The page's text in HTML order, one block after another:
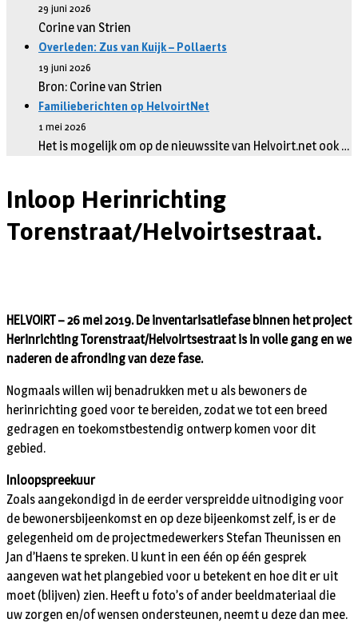
29 juni 2026
Corine van Strien
Overleden: Zus van Kuijk – Pollaerts
19 juni 2026
Bron: Corine van Strien
Familieberichten op HelvoirtNet
1 mei 2026
Het is mogelijk om op de nieuwssite van Helvoirt.net ook …
Inloop Herinrichting
Torenstraat/Helvoirtsestraat.
HELVOIRT – 26 mei 2019. De inventarisatiefase binnen het project
Herinrichting Torenstraat/Helvoirtsestraat is in volle gang en we
naderen de afronding van deze fase.
Nogmaals willen wij benadrukken met u als bewoners de
herinrichting goed voor te bereiden, zodat we tot een breed
gedragen en toekomstbestendig ontwerp komen voor dit
gebied.
Inloopspreekuur
Zoals aangekondigd in de eerder verspreidde uitnodiging voor
de bewonersbijeenkomst en op deze bijeenkomst zelf, is er de
gelegenheid om de projectmedewerkers Stefan Theunissen en
Jan d’Haens te spreken. U kunt in een één op één gesprek
aangeven wat het plangebied voor u betekent en hoe dit er uit
moet (blijven) zien. Heeft u foto’s of ander beeldmateriaal die
uw zorgen en/of wensen ondersteunen, neemt u deze dan mee.